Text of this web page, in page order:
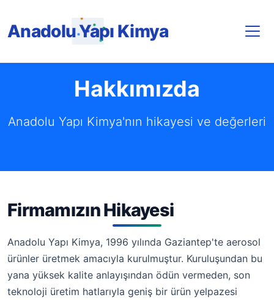
Anadolu Yapı Kimya
Hakkımızda
Anadolu Yapı Kimya'nın hikayesi ve değerleri
Firmamızın Hikayesi
Anadolu Yapı Kimya, 1996 yılında Gaziantep'te aerosol
ürünler üretmek amacıyla kurulmuştur. Kuruluşundan bu
yana yüksek kalite anlayışından ödün vermeden, son
teknoloji üretim hatlarıyla geniş bir ürün yelpazesi